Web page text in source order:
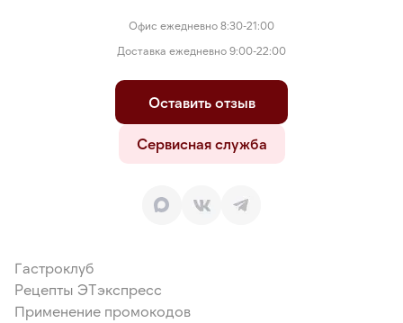
Офис ежедневно 8:30-21:00
Доставка ежедневно 9:00-22:00
Оставить отзыв
Сервисная служба
Гастроклуб
Рецепты ЭТэкспресс
Применение промокодов